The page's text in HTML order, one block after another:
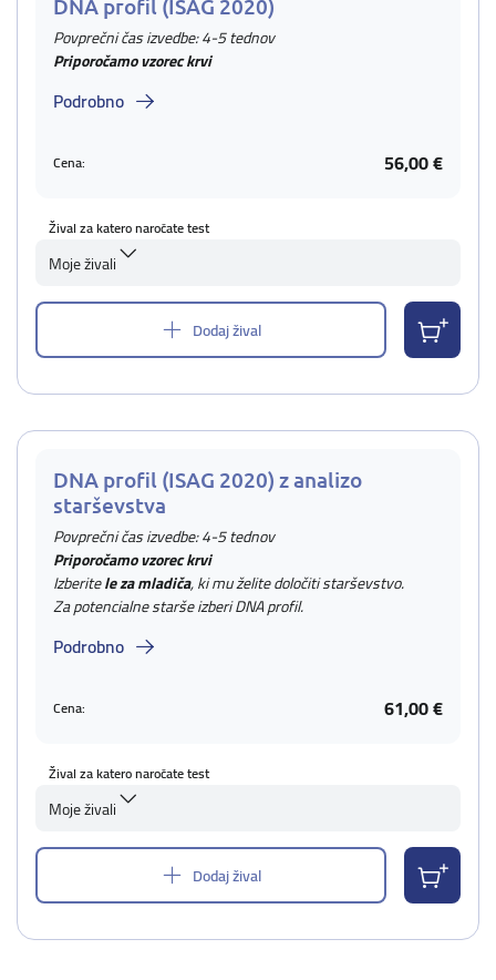
DNA profil (ISAG 2020)
Povprečni čas izvedbe: 4-5 tednov
Priporočamo vzorec krvi
Podrobno
Cena: 56,00 €
Žival za katero naročate test
Moje živali
Dodaj žival
DNA profil (ISAG 2020) z analizo
starševstva
Povprečni čas izvedbe: 4-5 tednov
Priporočamo vzorec krvi
Izberitele za mladiča, ki mu želite določiti starševstvo.
Za potencialne starše izberi DNA profil.
Podrobno
Cena: 61,00 €
Žival za katero naročate test
Moje živali
Dodaj žival